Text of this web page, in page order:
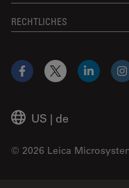
RECHTLICHES
US | de
© 2026 Leica
Facebook
X